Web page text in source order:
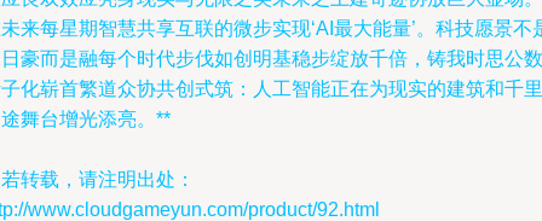
来每星期智慧共享互联的微步实现‘AI最大能量’。科技愿景不
豪而是融每个时代步伐如创明基稳步绽放千倍，铸我时思公数
化崭首繁道众协共创式筑：人工智能正在为现实的建筑和千里
舞台增光添亮。**
转载，请注明出处：
www.cloudgameyun.com/product/92.html